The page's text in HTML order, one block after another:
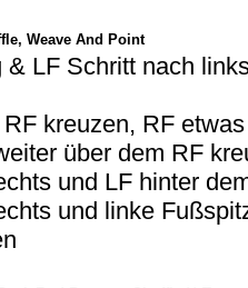
Weave And Point
LF Schritt nach
kreuzen, RF
über dem RF
und LF hinter
und linke